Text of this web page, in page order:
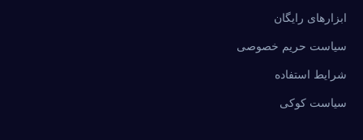
ابزارهای رایگان
سیاست حریم خصوصی
شرایط استفاده
سیاست کوکی